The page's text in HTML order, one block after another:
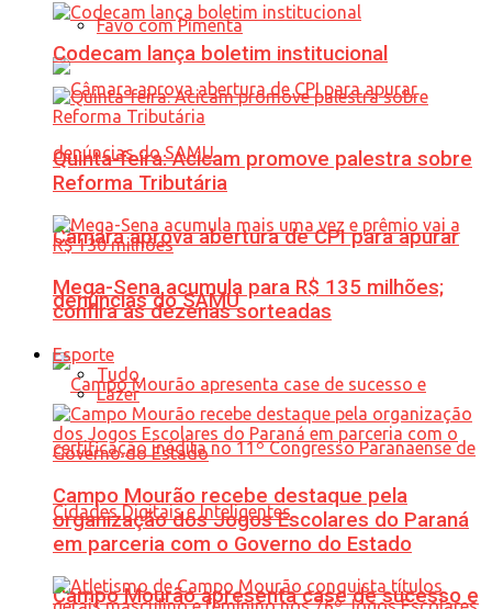
Favo com Pimenta
Câmara aprova abertura de CPI para apurar
denúncias do SAMU
Campo Mourão apresenta case de sucesso e
Codecam lança boletim institucional
Quinta-feira: Acicam promove palestra sobre
Reforma Tributária
Mega-Sena acumula para R$ 135 milhões;
confira as dezenas sorteadas
Esporte
Tudo
Lazer
Campo Mourão recebe destaque pela
organização dos Jogos Escolares do Paraná
em parceria com o Governo do Estado